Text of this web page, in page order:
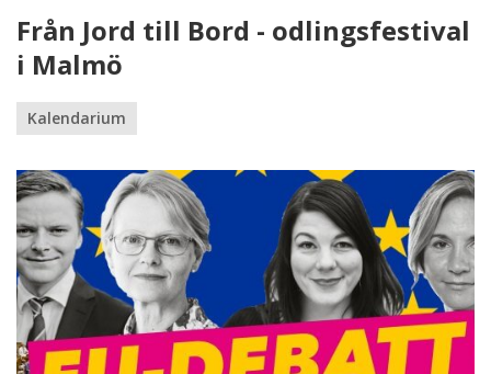
Från Jord till Bord - odlingsfestival
i Malmö
Kalendarium